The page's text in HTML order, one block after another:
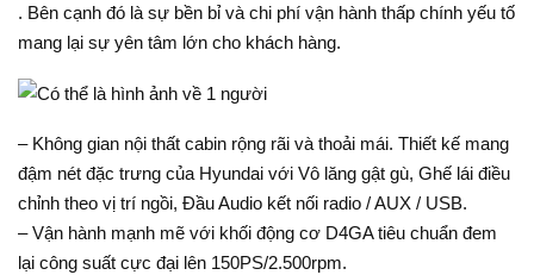
. Bên cạnh đó là sự bền bỉ và chi phí vận hành thấp chính yếu tố
mang lại sự yên tâm lớn cho khách hàng.
– Không gian nội thất cabin rộng rãi và thoải mái. Thiết kế mang
đậm nét đặc trưng của Hyundai với Vô lăng gật gù, Ghế lái điều
chỉnh theo vị trí ngồi, Đầu Audio kết nối radio / AUX / USB.
– Vận hành mạnh mẽ với khối động cơ D4GA tiêu chuẩn đem
lại công suất cực đại lên 150PS/2.500rpm.